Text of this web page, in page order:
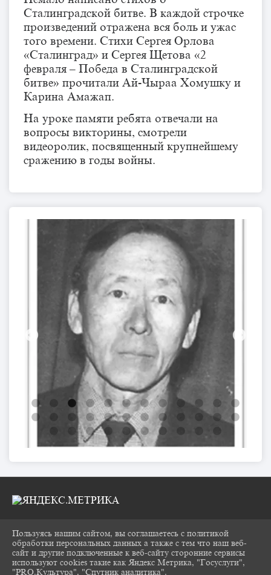
Сталинградской битве. В каждой строчке
произведений отражена вся боль и ужас
того времени. Стихи Сергея Орлова
«Сталинград» и Сергея Щетова «2
февраля – Победа в Сталинградской
битве» прочитали Ай-Чыраа Хомушку и
Карина Амажап.
На уроке памяти ребята отвечали на
вопросы викторины, смотрели
видеоролик, посвященный крупнейшему
сражению в годы войны.
2026 Г. CHUKOVKA17.RU
ВХОД
КАРТА САЙТА
ПОЛИТИКА ОБРАБОТКИ ПЕРСОНАЛЬНЫХ
Пользуясь нашим сайтом, вы соглашаетесь с политикой
обработки персональных данных а также с тем что наш веб-
сайт и другие подключенные к веб-сайту сторонние сервисы
используют cookies такие как Яндекс Метрика, "Госуслуги",
"PRO.Культура", "Спутник аналитика".